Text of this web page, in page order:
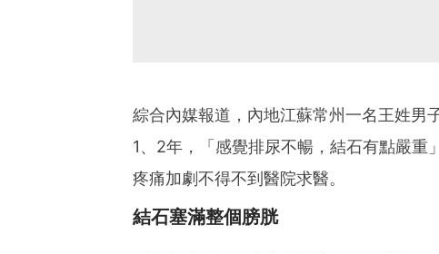
綜合內媒報道，內地江蘇常州一名王姓男
1、2年，「感覺排尿不暢，結石有點嚴重
疼痛加劇不得不到醫院求醫。
結石塞滿整個膀胱